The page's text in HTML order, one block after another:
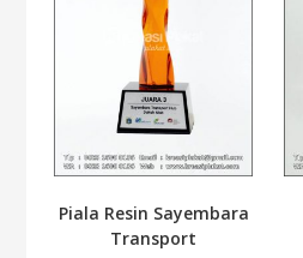
Piala Resin Sayembara
Transport